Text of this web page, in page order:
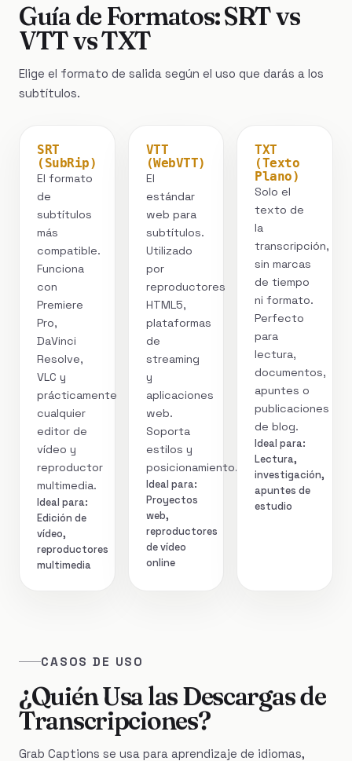
Guía de Formatos: SRT vs
VTT vs TXT
Elige el formato de salida según el uso que darás a los
subtítulos.
SRT
(SubRip)
El formato
de
subtítulos
más
compatible.
Funciona
con
Premiere
Pro,
DaVinci
Resolve,
VLC y
prácticamente
cualquier
editor de
vídeo y
reproductor
multimedia.
Ideal para:
Edición de
vídeo,
reproductores
multimedia
VTT
(WebVTT)
El
estándar
web para
subtítulos.
Utilizado
por
reproductores
HTML5,
plataformas
de
streaming
y
aplicaciones
web.
Soporta
estilos y
posicionamiento.
Ideal para:
Proyectos
web,
reproductores
de vídeo
online
TXT
(Texto
Plano)
Solo el
texto de
la
transcripción,
sin marcas
de tiempo
ni formato.
Perfecto
para
lectura,
documentos,
apuntes o
publicaciones
de blog.
Ideal para:
Lectura,
investigación,
apuntes de
estudio
CASOS DE USO
¿Quién Usa las Descargas de
Transcripciones?
Grab Captions se usa para aprendizaje de idiomas,